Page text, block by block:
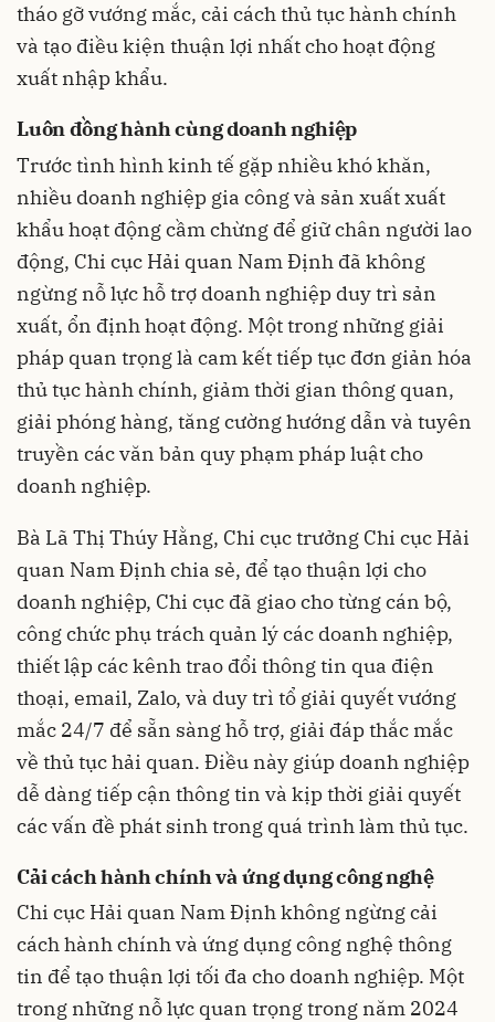
tháo gỡ vướng mắc, cải cách thủ tục hành chính
và tạo điều kiện thuận lợi nhất cho hoạt động
xuất nhập khẩu.
Luôn đồng hành cùng doanh nghiệp
Trước tình hình kinh tế gặp nhiều khó khăn,
nhiều doanh nghiệp gia công và sản xuất xuất
khẩu hoạt động cầm chừng để giữ chân người lao
động, Chi cục Hải quan Nam Định đã không
ngừng nỗ lực hỗ trợ doanh nghiệp duy trì sản
xuất, ổn định hoạt động. Một trong những giải
pháp quan trọng là cam kết tiếp tục đơn giản hóa
thủ tục hành chính, giảm thời gian thông quan,
giải phóng hàng, tăng cường hướng dẫn và tuyên
truyền các văn bản quy phạm pháp luật cho
doanh nghiệp.
Bà Lã Thị Thúy Hằng, Chi cục trưởng Chi cục Hải
quan Nam Định chia sẻ, để tạo thuận lợi cho
doanh nghiệp, Chi cục đã giao cho từng cán bộ,
công chức phụ trách quản lý các doanh nghiệp,
thiết lập các kênh trao đổi thông tin qua điện
thoại, email, Zalo, và duy trì tổ giải quyết vướng
mắc 24/7 để sẵn sàng hỗ trợ, giải đáp thắc mắc
về thủ tục hải quan. Điều này giúp doanh nghiệp
dễ dàng tiếp cận thông tin và kịp thời giải quyết
các vấn đề phát sinh trong quá trình làm thủ tục.
Cải cách hành chính và ứng dụng công nghệ
Chi cục Hải quan Nam Định không ngừng cải
cách hành chính và ứng dụng công nghệ thông
tin để tạo thuận lợi tối đa cho doanh nghiệp. Một
trong những nỗ lực quan trọng trong năm 2024